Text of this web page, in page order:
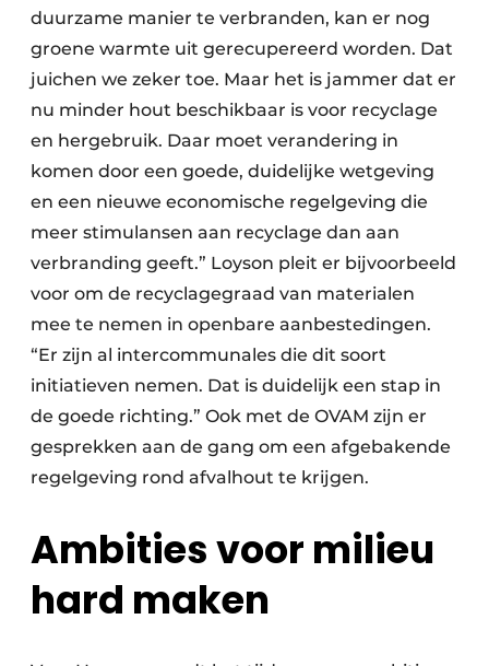
duurzame manier te verbranden, kan er nog
groene warmte uit gerecupereerd worden. Dat
juichen we zeker toe. Maar het is jammer dat er
nu minder hout beschikbaar is voor recyclage
en hergebruik. Daar moet verandering in
komen door een goede, duidelijke wetgeving
en een nieuwe economische regelgeving die
meer stimulansen aan recyclage dan aan
verbranding geeft.” Loyson pleit er bijvoorbeeld
voor om de recyclagegraad van materialen
mee te nemen in openbare aanbestedingen.
“Er zijn al intercommunales die dit soort
initiatieven nemen. Dat is duidelijk een stap in
de goede richting.” Ook met de OVAM zijn er
gesprekken aan de gang om een afgebakende
regelgeving rond afvalhout te krijgen.
Ambities voor milieu
hard maken